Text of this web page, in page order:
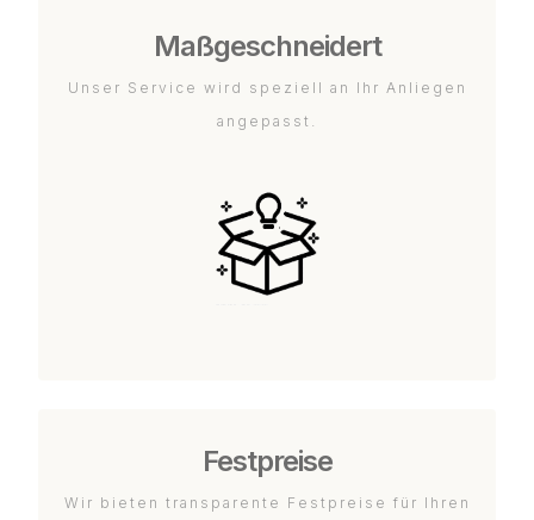
Maßgeschneidert
Unser Service wird speziell an Ihr Anliegen
angepasst.
Festpreise
Wir bieten transparente Festpreise für Ihren